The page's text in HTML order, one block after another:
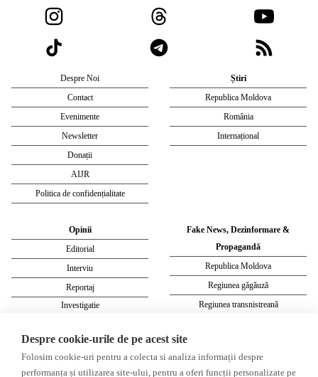
Despre Noi
Contact
Evenimente
Newsletter
Donații
AIJR
Politica de confidențialitate
Știri
Republica Moldova
România
Internațional
Opinii
Editorial
Interviu
Reportaj
Investigatie
Fake News, Dezinformare &
Propagandă
Republica Moldova
Regiunea găgăuză
Regiunea transnistreană
Monitor media
Multimedia
Despre cookie-urile de pe acest site
Folosim cookie-uri pentru a colecta si analiza informații despre
performanța și utilizarea site-ului, pentru a oferi funcții personalizate pe